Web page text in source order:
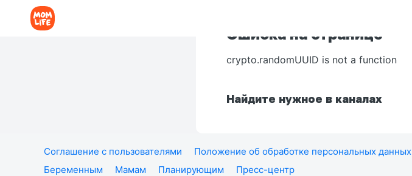
Ошибка на странице
crypto.randomUUID is not a function
Найдите нужное в каналах
Соглашение с пользователями Положение об обработке персональных данных
Беременным
Мамам Планирующим Пресс-центр